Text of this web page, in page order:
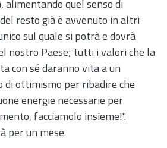
alimentando quel senso di
resto già è avvenuto in altri
sul quale si potrà e dovrà
nostro Paese; tutti i valori che la
con sé daranno vita a un
di ottimismo per ribadire che
energie necessarie per
facciamolo insieme!".
per un mese.